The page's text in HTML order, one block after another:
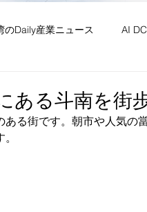
のDaily産業ニュース AI
ある斗南を街
る街です。朝市や人気の